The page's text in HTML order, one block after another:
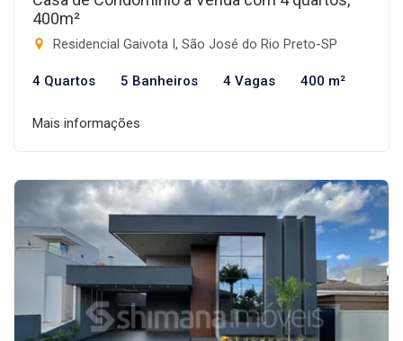
400m²
Residencial Gaivota I, São José do Rio Preto-SP
4 Quartos 5 Banheiros 4 Vagas 400 m²
Mais informações